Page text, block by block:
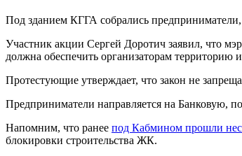
Под зданием КГГА собрались
Участник акции Сергей Доротич заявил, что
должна обеспечить организаторам территорию
Протестующие утверждает, что закон не
Предприниматели направляется на Банковую,
Напомним, что ранее под Кабмином прошли
блокировки строительства ЖК.